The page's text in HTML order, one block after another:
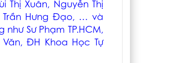
Thị Xuân, Nguyễn Thị
Trần Hưng Đạo, … và
Sư Phạm TP.HCM,
ĐH Khoa Học Tự